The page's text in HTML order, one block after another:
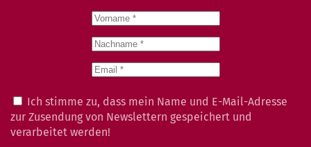
Ich stimme zu, dass mein Name und E-Mail-Adresse
zur Zusendung von Newslettern gespeichert und
verarbeitet werden!